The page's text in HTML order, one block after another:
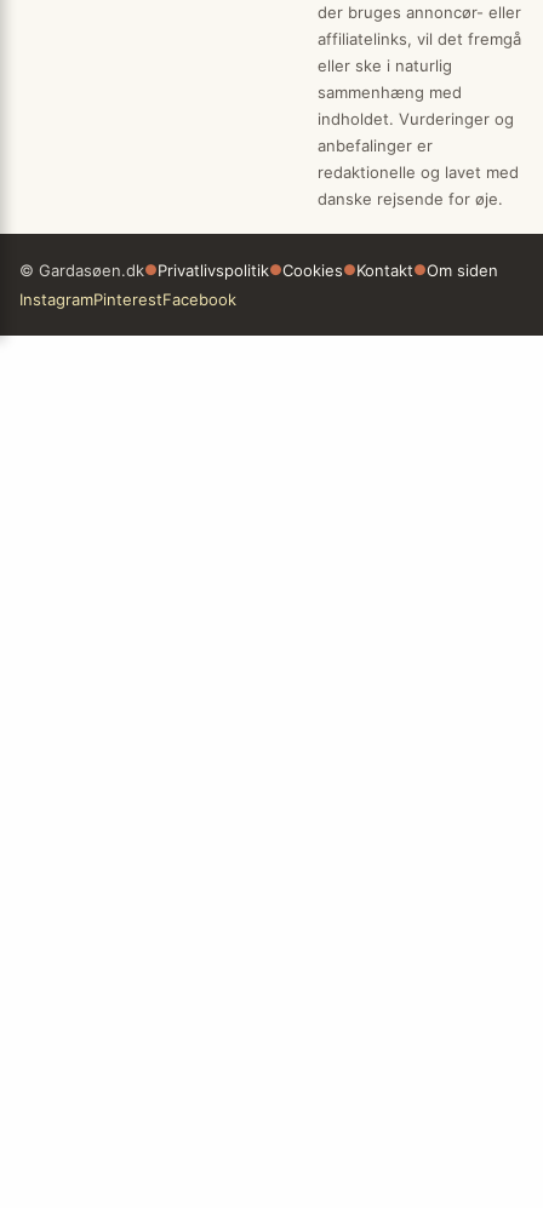
der bruges annoncør- eller
affiliatelinks, vil det fremgå
eller ske i naturlig
sammenhæng med
indholdet. Vurderinger og
anbefalinger er
redaktionelle og lavet med
danske rejsende for øje.
© Gardasøen.dk●Privatlivspolitik●Cookies●Kontakt●Om siden
InstagramPinterestFacebook